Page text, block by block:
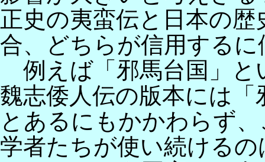
正史の夷蛮伝と日本の
合、どちらが信用する
例えば「邪馬台国」と
魏志倭人伝の版本には
とあるにもかかわらず
学者たちが使い続ける